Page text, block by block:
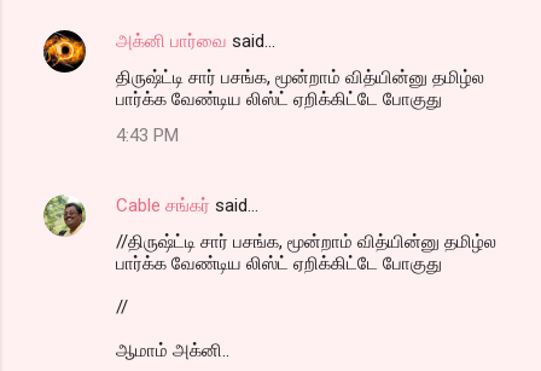
அக்னி பார்வை said…
திருஷ்ட்டி சார் பசங்க, மூன்றாம் வித்யின்னு தமிழ்ல
பார்க்க வேண்டிய லிஸ்ட் ஏறிக்கிட்டே போகுது
4:43 PM
Cable சங்கர் said…
//திருஷ்ட்டி சார் பசங்க, மூன்றாம் வித்யின்னு தமிழ்ல
பார்க்க வேண்டிய லிஸ்ட் ஏறிக்கிட்டே போகுது
//
ஆமாம் அக்னி..